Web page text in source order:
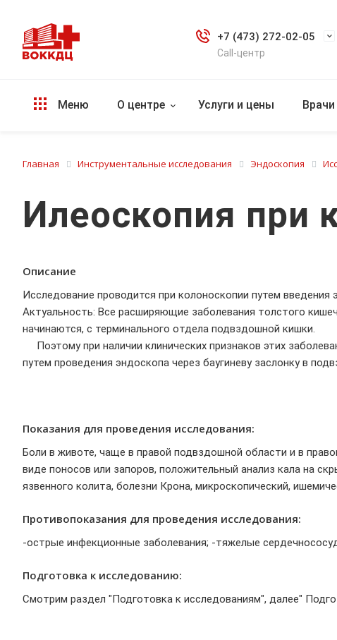
+7 (473) 272-02-05
Call-центр
Меню О центре Услуги и цены Врачи
Главная Инструментальные исследования Эндоскопия
Илеоскопия при
Описание
Исследование проводится при колоноскопии путем
Актуальность: Все расширяющие заболевания толстого
начинаются, с терминального отдела подвздошной кишки.
Поэтому при наличии клинических признаков этих
путем проведения эндоскопа через баугиневу заслонку в
Показания для проведения исследования:
Боли в животе, чаще в правой подвздошной области и в
виде поносов или запоров, положительный анализ кала на
язвенного колита, болезни Крона, микроскопический,
Противопоказания для проведения исследования:
-острые инфекционные заболевания; -тяжелые
Подготовка к исследованию:
Смотрим раздел "Подготовка к исследованиям", далее"